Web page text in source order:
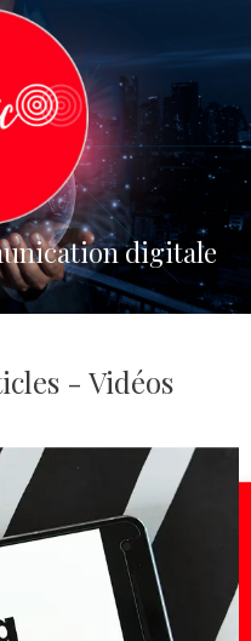
digitale
- Vidéos